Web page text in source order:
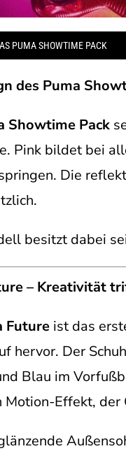
PUMA SHOWTIME PACK
des Puma
Showtime Pack
Pink bildet bei
Die
besitzt dabei
– Kreativität
Futureist das
hervor. Der
Blau im
Motion-Effekt,